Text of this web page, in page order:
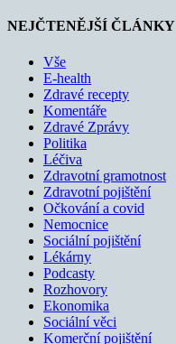
NEJČTENĚJŠÍ ČLÁNKY
Vše
E-health
Zdravé recepty
Komentáře
Zdravé Zprávy
Politika
Léčiva
Zdravotní gramotnost
Zdravotní pojištění
Očkování a covid
Nemocnice
Sociální pojištění
Lékárny
Podcasty
Rozhovory
Ekonomika
Sociální věci
Komerční pojištění